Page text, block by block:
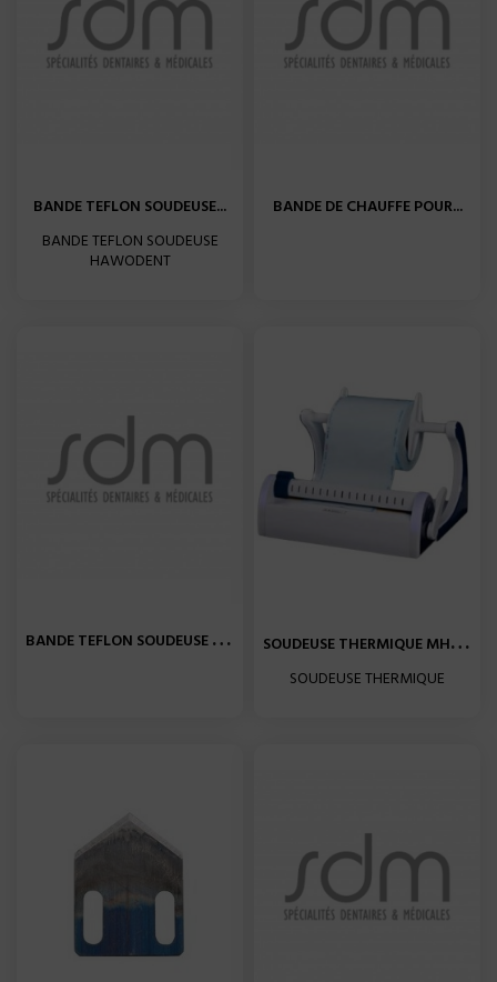
BANDE TEFLON SOUDEUSE...
BANDE TEFLON SOUDEUSE
HAWODENT
BANDE DE CHAUFFE POUR...
B
ANDE TEFLON SOUDEUSE EURONDA S
OUDEUSE THERMIQUE MHC 522
SOUDEUSE THERMIQUE